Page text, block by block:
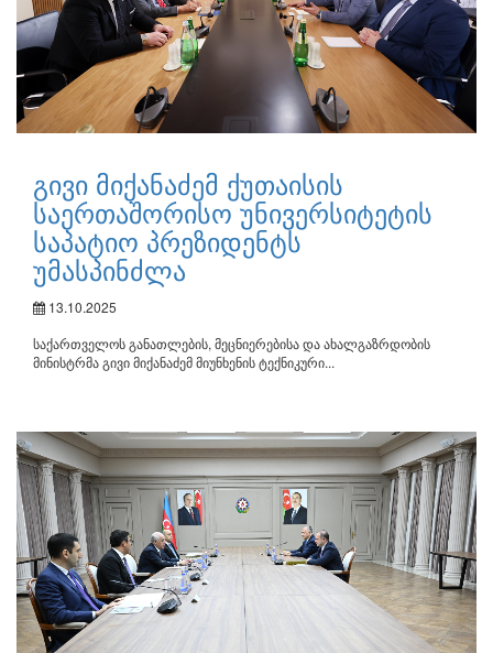
გივი მიქანაძემ ქუთაისის
საერთაშორისო უნივერსიტეტის
საპატიო პრეზიდენტს
უმასპინძლა
13.10.2025
საქართველოს განათლების, მეცნიერებისა და ახალგაზრდობის
მინისტრმა გივი მიქანაძემ მიუნხენის ტექნიკური...